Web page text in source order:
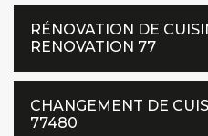
RÉNOVATION DE
RENOVATION 77
CHANGEMENT DE
77480